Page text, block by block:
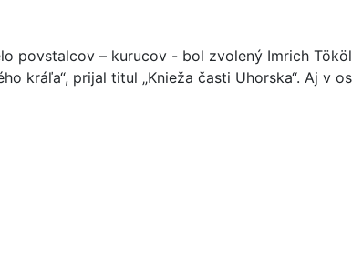
povstalcov – kurucov - bol zvolený Imrich
kráľa“, prijal titul „Knieža časti Uhorska“. Aj v